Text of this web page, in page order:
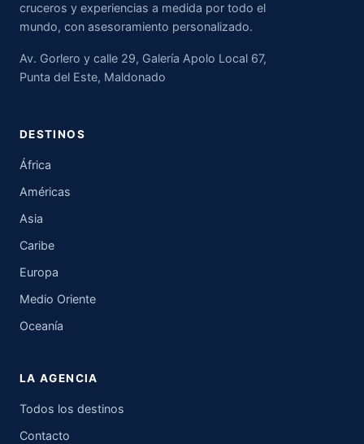
cruceros y experiencias a medida por todo el
mundo, con asesoramiento personalizado.
Av. Gorlero y calle 29, Galería Apolo Local 67,
Punta del Este, Maldonado
DESTINOS
África
Américas
Asia
Caribe
Europa
Medio Oriente
Oceanía
LA AGENCIA
Todos los destinos
Contacto